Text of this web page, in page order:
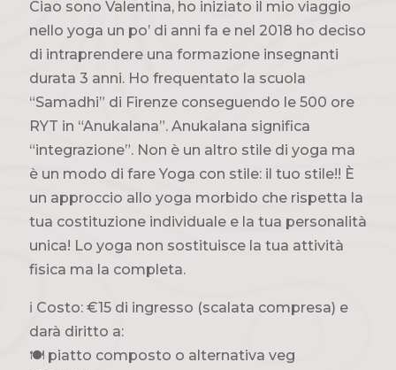
Ciao sono Valentina, ho iniziato il mio viaggio
nello yoga un po’ di anni fa e nel 2018 ho deciso
di intraprendere una formazione insegnanti
durata 3 anni. Ho frequentato la scuola
“Samadhi” di Firenze conseguendo le 500 ore
RYT in “Anukalana”. Anukalana significa
“integrazione”. Non è un altro stile di yoga ma
è un modo di fare Yoga con stile: il tuo stile!! È
un approccio allo yoga morbido che rispetta la
tua costituzione individuale e la tua personalità
unica! Lo yoga non sostituisce la tua attività
fisica ma la completa.
ℹ️ Costo: €15 di ingresso (scalata compresa) e
darà diritto a:
🍽 piatto composto o alternativa veg